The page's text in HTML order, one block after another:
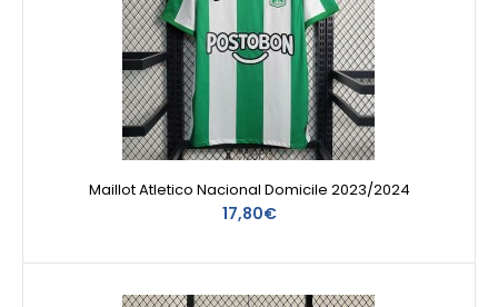
Maillot Atletico Nacional Domicile 2023/2024
17,80€